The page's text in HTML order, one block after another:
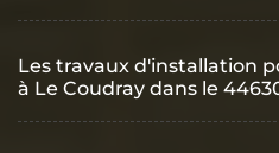
Les travaux d'installation
à Le Coudray dans le